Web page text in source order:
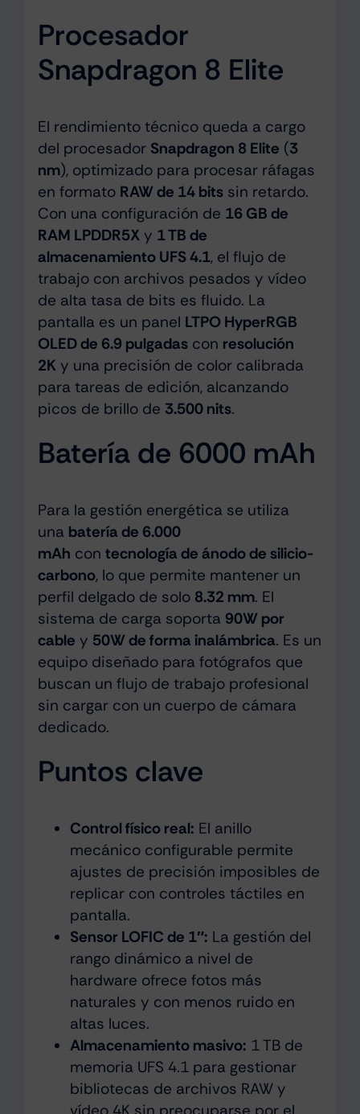
Procesador
Snapdragon 8 Elite
El rendimiento técnico queda a cargo
del procesador Snapdragon 8 Elite (3
nm), optimizado para procesar ráfagas
en formato RAW de 14 bitssin retardo.
Con una configuración de 16 GB de
RAM LPDDR5Xy 1 TB de
almacenamiento UFS 4.1, el flujo de
trabajo con archivos pesados y vídeo
de alta tasa de bits es fluido. La
pantalla es un panel LTPO HyperRGB
OLED de 6.9 pulgadascon resolución
2Ky una precisión de color calibrada
para tareas de edición, alcanzando
picos de brillo de 3.500 nits.
Batería de 6000 mAh
Para la gestión energética se utiliza
una batería de 6.000
mAh con tecnología de ánodo de silicio-
carbono, lo que permite mantener un
perfil delgado de solo 8.32 mm. El
sistema de carga soporta 90W por
cable y 50W de forma inalámbrica. Es un
equipo diseñado para fotógrafos que
buscan un flujo de trabajo profesional
sin cargar con un cuerpo de cámara
dedicado.
Puntos clave
Control físico real: El anillo
mecánico configurable permite
ajustes de precisión imposibles de
replicar con controles táctiles en
pantalla.
Sensor LOFIC de 1″: La gestión del
rango dinámico a nivel de
hardware ofrece fotos más
naturales y con menos ruido en
altas luces.
Almacenamiento masivo: 1 TB de
memoria UFS 4.1 para gestionar
bibliotecas de archivos RAW y